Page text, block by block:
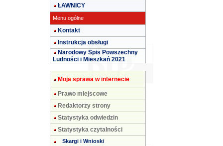
ŁAWNICY
Menu ogólne
Kontakt
Instrukcja obsługi
Narodowy Spis Powszechny
Ludności i Mieszkań 2021
Moja sprawa w internecie
Prawo miejscowe
Redaktorzy strony
Statystyka odwiedzin
Statystyka czytalności
Skargi i Wnioski